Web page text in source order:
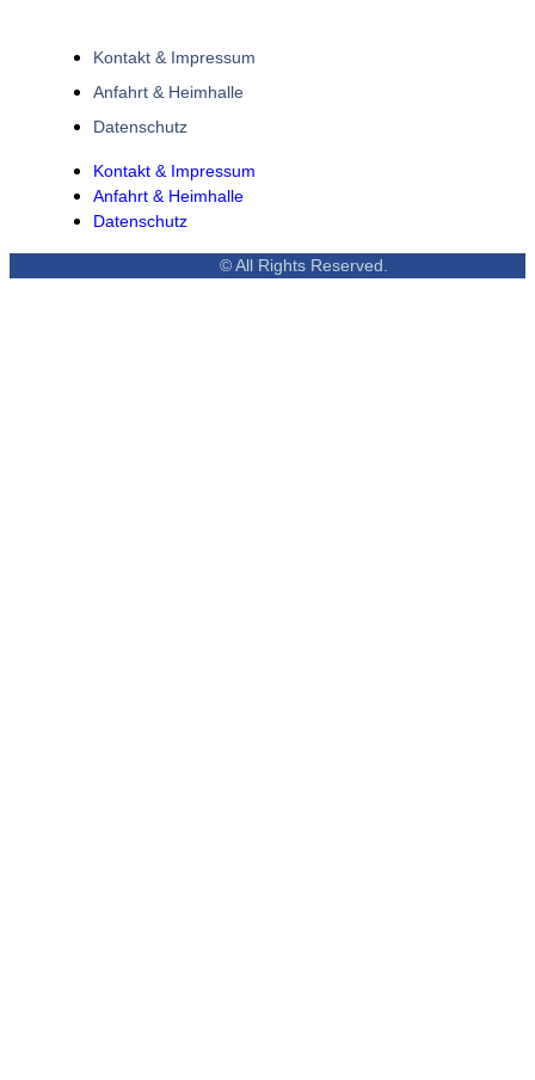
Kontakt & Impressum
Anfahrt & Heimhalle
Datenschutz
Kontakt & Impressum
Anfahrt & Heimhalle
Datenschutz
© All Rights Reserved.